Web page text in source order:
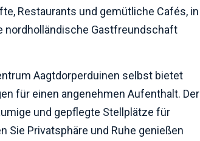
Restaurants und gemütliche Cafés, in
nordholländische Gastfreundschaft
Aagtdorperduinen selbst bietet
für einen angenehmen Aufenthalt. Der
und gepflegte Stellplätze für
Sie Privatsphäre und Ruhe genießen